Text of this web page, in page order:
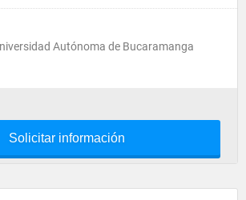
Autónoma de Bucaramanga
Solicitar información